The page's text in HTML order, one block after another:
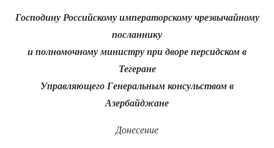
Господину Российскому императорскому чрезвычайному
посланнику
и полномочному министру при дворе персидском в
Тегеране
Управляющего Генеральным консульством в
Азербайджане
Донесение